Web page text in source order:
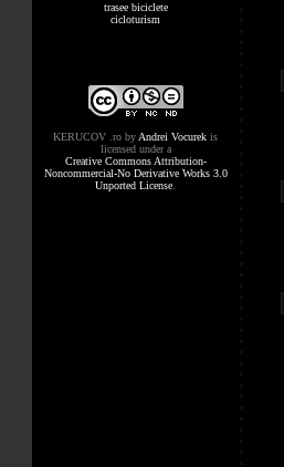
trasee biciclete
cicloturism
KERUCOV .ro by Andrei Vocurek is
licensed under a
Creative Commons Attribution-
Noncommercial-No Derivative Works 3.0
Unported License